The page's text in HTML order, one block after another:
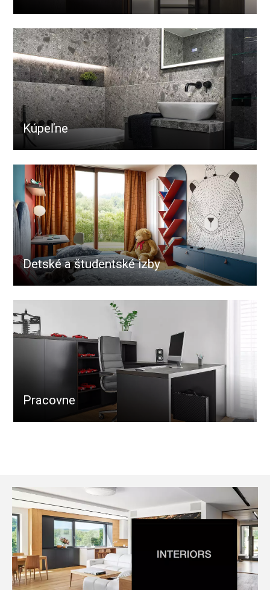
Kúpeľne
Detské a študentské izby
Pracovne